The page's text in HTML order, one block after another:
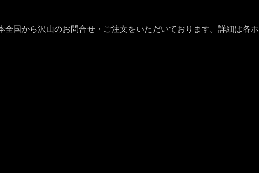
国から沢山のお問合せ・ご注文をいただいております。詳細は各ホ